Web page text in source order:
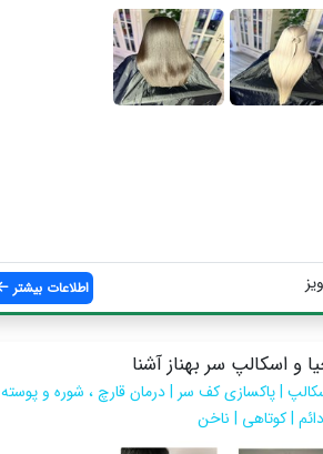
اطلاعات بیشتر
و اسکالپ سر بهناز آشنا
| پاکسازی کف سر | درمان قارچ ، شوره و پوسته
| کوتاهی | ناخن